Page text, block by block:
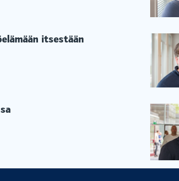
itsestään